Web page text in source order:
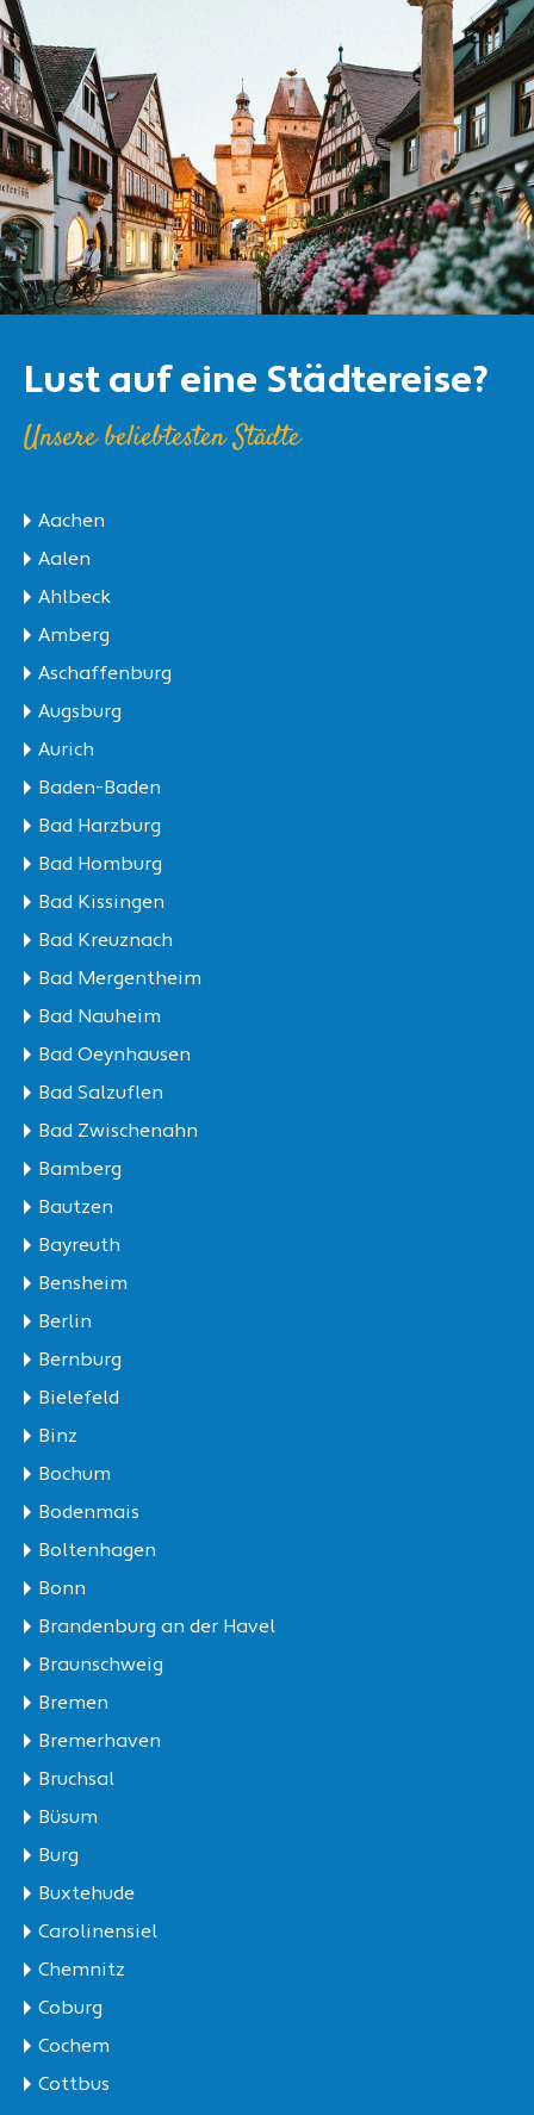
Lust auf eine Städtereise?
Unsere beliebtesten Städte
Aachen
Aalen
Ahlbeck
Amberg
Aschaffenburg
Augsburg
Aurich
Baden-Baden
Bad Harzburg
Bad Homburg
Bad Kissingen
Bad Kreuznach
Bad Mergentheim
Bad Nauheim
Bad Oeynhausen
Bad Salzuflen
Bad Zwischenahn
Bamberg
Bautzen
Bayreuth
Bensheim
Berlin
Bernburg
Bielefeld
Binz
Bochum
Bodenmais
Boltenhagen
Bonn
Brandenburg an der Havel
Braunschweig
Bremen
Bremerhaven
Bruchsal
Büsum
Burg
Buxtehude
Carolinensiel
Chemnitz
Coburg
Cochem
Cottbus